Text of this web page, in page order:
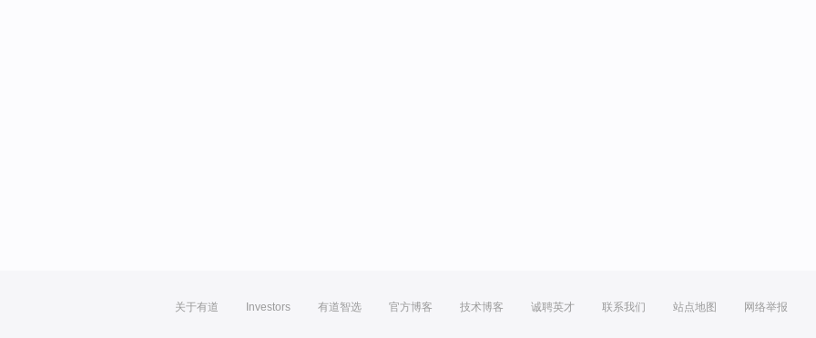
关于有道 Investors 有道智选 官方博客 技术博客 诚聘英才 联系我们 站点地图 网络举报